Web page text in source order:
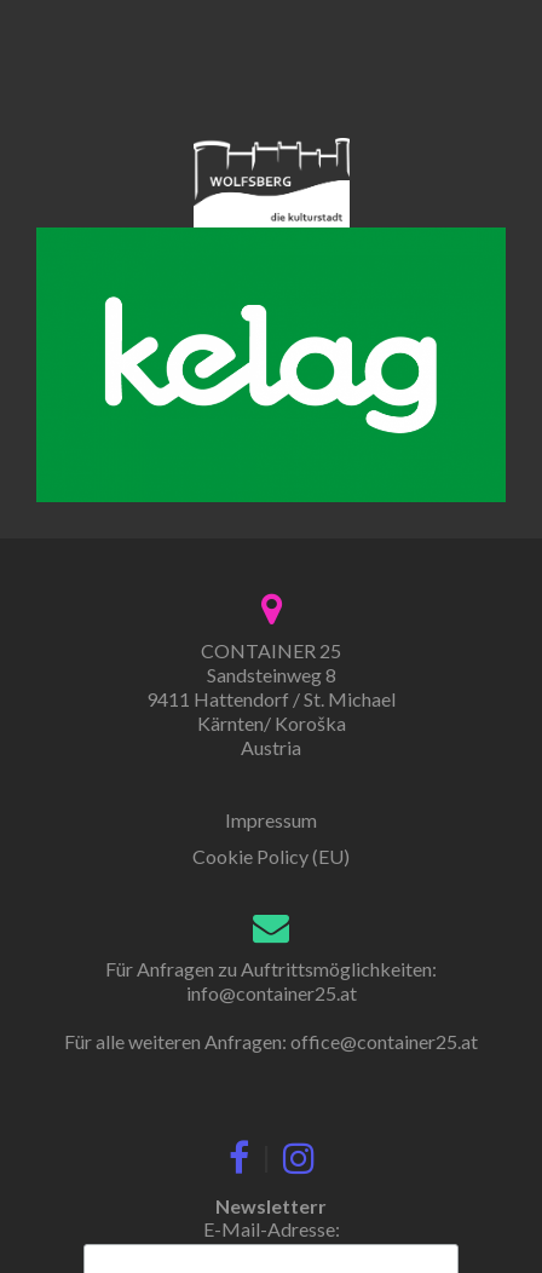
CONTAINER 25
Sandsteinweg 8
9411 Hattendorf / St. Michael
Kärnten/ Koroška
Austria
Impressum
Cookie Policy (EU)
Für Anfragen zu Auftrittsmöglichkeiten:
info@container25.at
Für alle weiteren Anfragen: office@container25.at
Newsletterr
E-Mail-Adresse: